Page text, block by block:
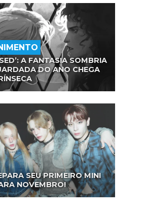
A FANTASIA SOMBRIA
DO ANO CHEGA
SEU PRIMEIRO MINI
NOVEMBRO!